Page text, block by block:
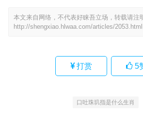
本文来自网络，不代表好睐吾立场，转载请注
http://shengxiao.hlwaa.com/articles/2053.html
打赏 5
口吐珠玑指是什么生肖